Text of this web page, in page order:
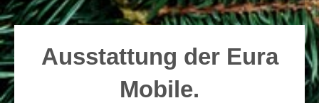
Ausstattung der Eura
Mobile.